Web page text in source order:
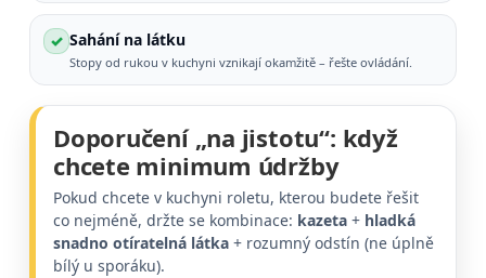
✓ Sahání na látku
Stopy od rukou v kuchyni vznikají okamžitě – řešte ovládání.
Doporučení „na jistotu“: když
chcete minimum údržby
Pokud chcete v kuchyni roletu, kterou budete řešit
co nejméně, držte se kombinace: kazeta + hladká
snadno otíratelná látka + rozumný odstín (ne úplně
bílý u sporáku).